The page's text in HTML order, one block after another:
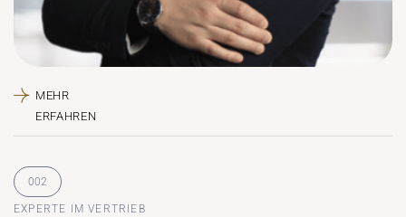
EXPERTE IM VERTRIEB